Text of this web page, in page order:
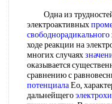
Одна из трудностей
электроактивных
свободнорадикального
ходе реакции на
многих случаях
оказывается
сравнению с
потенциалаЕо,
дальнейщего